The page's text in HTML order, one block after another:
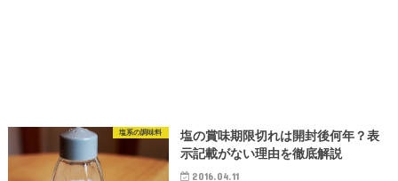
塩系の調味料
塩の賞味期限切れは開封後何年？表
示記載がない理由を徹底解説
2016.04.11